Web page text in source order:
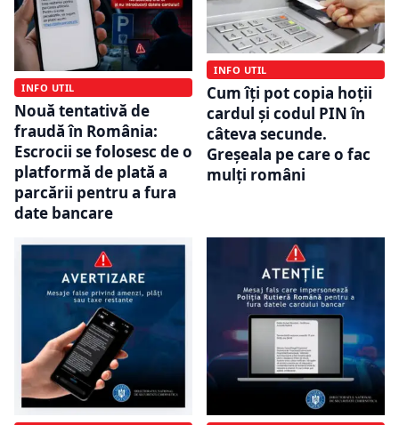
INFO UTIL
Nouă tentativă de
fraudă în România:
Escrocii se folosesc de o
platformă de plată a
parcării pentru a fura
date bancare
INFO UTIL
Cum îți pot copia hoții
cardul și codul PIN în
câteva secunde.
Greșeala pe care o fac
mulți români